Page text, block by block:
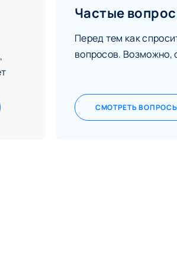
Частые
Перед тем как
вопросов. Возможно,
СМОТРЕТЬ